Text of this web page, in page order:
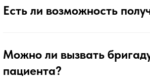
Есть ли возможность
Можно ли вызвать
пациента?